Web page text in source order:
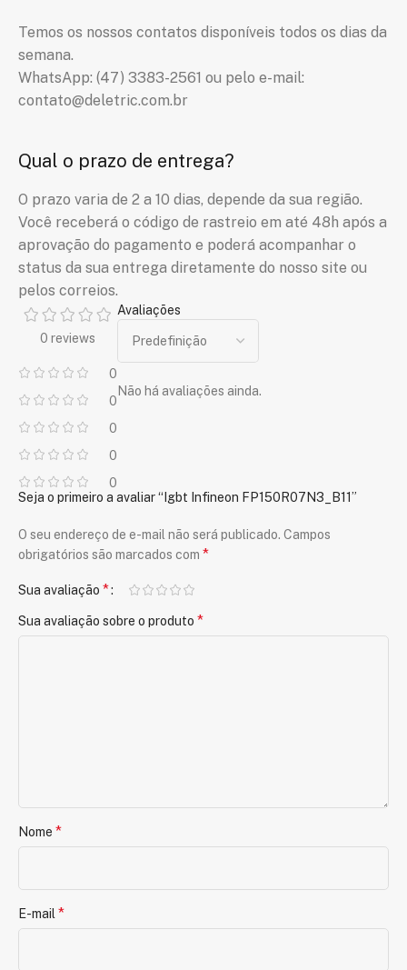
Temos os nossos contatos disponíveis todos os dias da
semana.
WhatsApp: (47) 3383-2561 ou pelo e-mail:
contato@deletric.com.br
Qual o prazo de entrega?
O prazo varia de 2 a 10 dias, depende da sua região.
Você receberá o código de rastreio em até 48h após a
aprovação do pagamento e poderá acompanhar o
status da sua entrega diretamente do nosso site ou
pelos correios.
0 reviews
0
0
0
0
0
Avaliações
Não há avaliações ainda.
Seja o primeiro a avaliar “Igbt Infineon FP150R07N3_B11”
O seu endereço de e-mail não será publicado. Campos
obrigatórios são marcados com *
Sua avaliação *
Sua avaliação sobre o produto *
Nome *
E-mail *